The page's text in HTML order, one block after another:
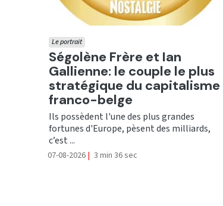
Ecouter
Ségolène Frère et Ian
Gallienne: le couple le plus
stratégique du capitalisme
franco-belge
Le portrait
Ils possèdent l'une des plus grandes
fortunes d'Europe, pèsent des milliards,
c’est ...
07-08-2026 | 3 min 36 sec